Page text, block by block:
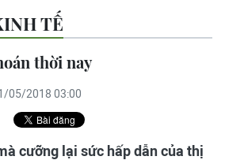
TẾ
thời nay
05/2018 03:00
cưỡng lại sức hấp dẫn của thị